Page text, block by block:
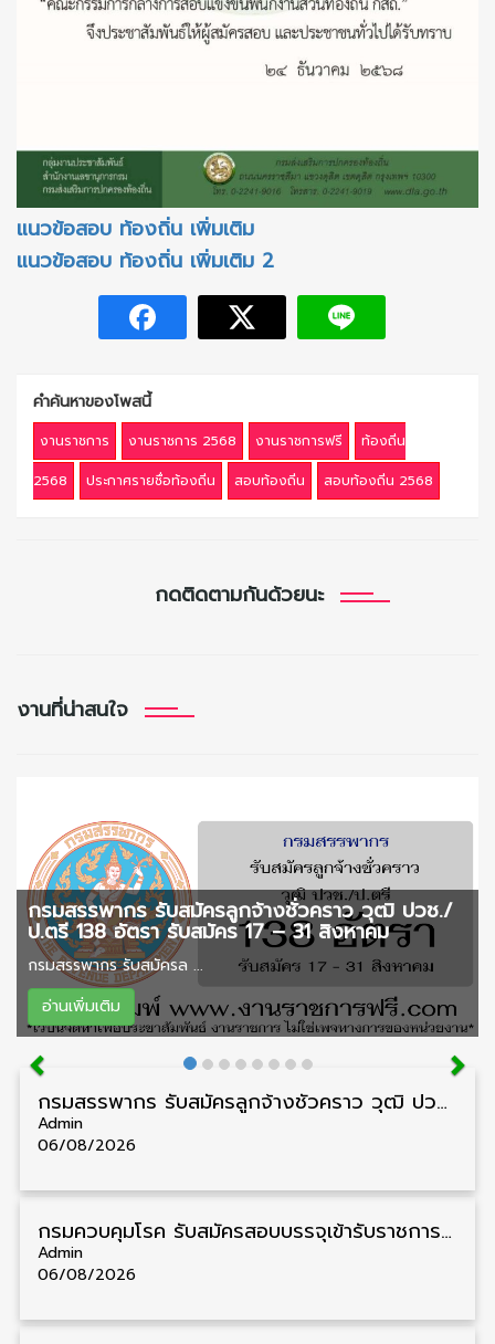
แนวข้อสอบ ท้องถิ่น เพิ่มเติม
แนวข้อสอบ ท้องถิ่น เพิ่มเติม 2
คำค้นหาของโพสนี้
งานราชการ งานราชการ 2568 งานราชการฟรี
ท้องถิ่น
2568
ประกาศรายชื่อท้องถิ่น สอบท้องถิ่น สอบท้องถิ่น 2568
กดติดตามกันด้วยนะ
งานที่น่าสนใจ
กรมสรรพากร รับสมัครลูกจ้างชั่วคราว วุฒิ ปวช./
ป.ตรี 138 อัตรา รับสมัคร 17 – 31 สิงหาคม
กรมสรรพากร รับสมัครล ...
อ่านเพิ่มเติม
กรมสรรพากร รับสมัครลูกจ้างชั่วคราว วุฒิ ปวช./ป.ตรี 138 อัตรา รับสมัคร 17 – 31 สิงหาคม
Admin
06/08/2026
กรมควบคุมโรค รับสมัครสอบบรรจุเข้ารับราชการ วุฒิ ปวส./ป.ตรี 17 อัตรา รับสมัคร 17 สิงหาคม – 4 กันยายน
Admin
06/08/2026